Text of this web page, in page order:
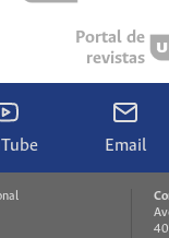
Portal de
revistas
Email